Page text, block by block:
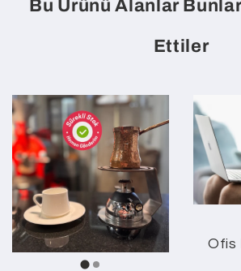
Bu Ürünü Alanlar
Ettiler
Ofis